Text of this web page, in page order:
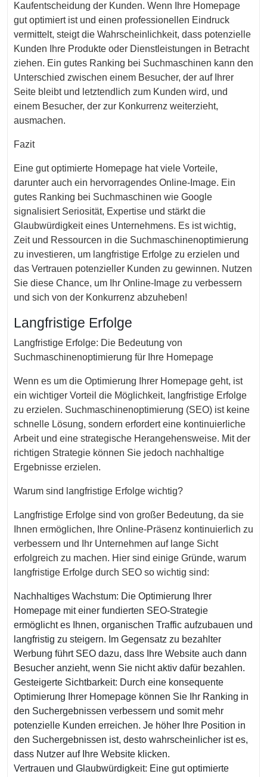
Kaufentscheidung der Kunden. Wenn Ihre Homepage
gut optimiert ist und einen professionellen Eindruck
vermittelt, steigt die Wahrscheinlichkeit, dass potenzielle
Kunden Ihre Produkte oder Dienstleistungen in Betracht
ziehen. Ein gutes Ranking bei Suchmaschinen kann den
Unterschied zwischen einem Besucher, der auf Ihrer
Seite bleibt und letztendlich zum Kunden wird, und
einem Besucher, der zur Konkurrenz weiterzieht,
ausmachen.
Fazit
Eine gut optimierte Homepage hat viele Vorteile,
darunter auch ein hervorragendes Online-Image. Ein
gutes Ranking bei Suchmaschinen wie Google
signalisiert Seriosität, Expertise und stärkt die
Glaubwürdigkeit eines Unternehmens. Es ist wichtig,
Zeit und Ressourcen in die Suchmaschinenoptimierung
zu investieren, um langfristige Erfolge zu erzielen und
das Vertrauen potenzieller Kunden zu gewinnen. Nutzen
Sie diese Chance, um Ihr Online-Image zu verbessern
und sich von der Konkurrenz abzuheben!
Langfristige Erfolge
Langfristige Erfolge: Die Bedeutung von
Suchmaschinenoptimierung für Ihre Homepage
Wenn es um die Optimierung Ihrer Homepage geht, ist
ein wichtiger Vorteil die Möglichkeit, langfristige Erfolge
zu erzielen. Suchmaschinenoptimierung (SEO) ist keine
schnelle Lösung, sondern erfordert eine kontinuierliche
Arbeit und eine strategische Herangehensweise. Mit der
richtigen Strategie können Sie jedoch nachhaltige
Ergebnisse erzielen.
Warum sind langfristige Erfolge wichtig?
Langfristige Erfolge sind von großer Bedeutung, da sie
Ihnen ermöglichen, Ihre Online-Präsenz kontinuierlich zu
verbessern und Ihr Unternehmen auf lange Sicht
erfolgreich zu machen. Hier sind einige Gründe, warum
langfristige Erfolge durch SEO so wichtig sind:
Nachhaltiges Wachstum: Die Optimierung Ihrer
Homepage mit einer fundierten SEO-Strategie
ermöglicht es Ihnen, organischen Traffic aufzubauen und
langfristig zu steigern. Im Gegensatz zu bezahlter
Werbung führt SEO dazu, dass Ihre Website auch dann
Besucher anzieht, wenn Sie nicht aktiv dafür bezahlen.
Gesteigerte Sichtbarkeit: Durch eine konsequente
Optimierung Ihrer Homepage können Sie Ihr Ranking in
den Suchergebnissen verbessern und somit mehr
potenzielle Kunden erreichen. Je höher Ihre Position in
den Suchergebnissen ist, desto wahrscheinlicher ist es,
dass Nutzer auf Ihre Website klicken.
Vertrauen und Glaubwürdigkeit: Eine gut optimierte